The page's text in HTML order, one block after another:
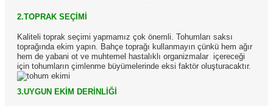
2.TOPRAK SEÇİMİ
Kaliteli toprak seçimi yapmamız çok önemli. Tohumları saksı
toprağında ekim yapın. Bahçe toprağı kullanmayın çünkü hem ağır
hem de yabani ot ve muhtemel hastalıklı organizmalar içereceği
için tohumların çimlenme büyümelerinde eksi faktör oluşturacaktır.
3.UYGUN EKİM DERİNLİĞİ